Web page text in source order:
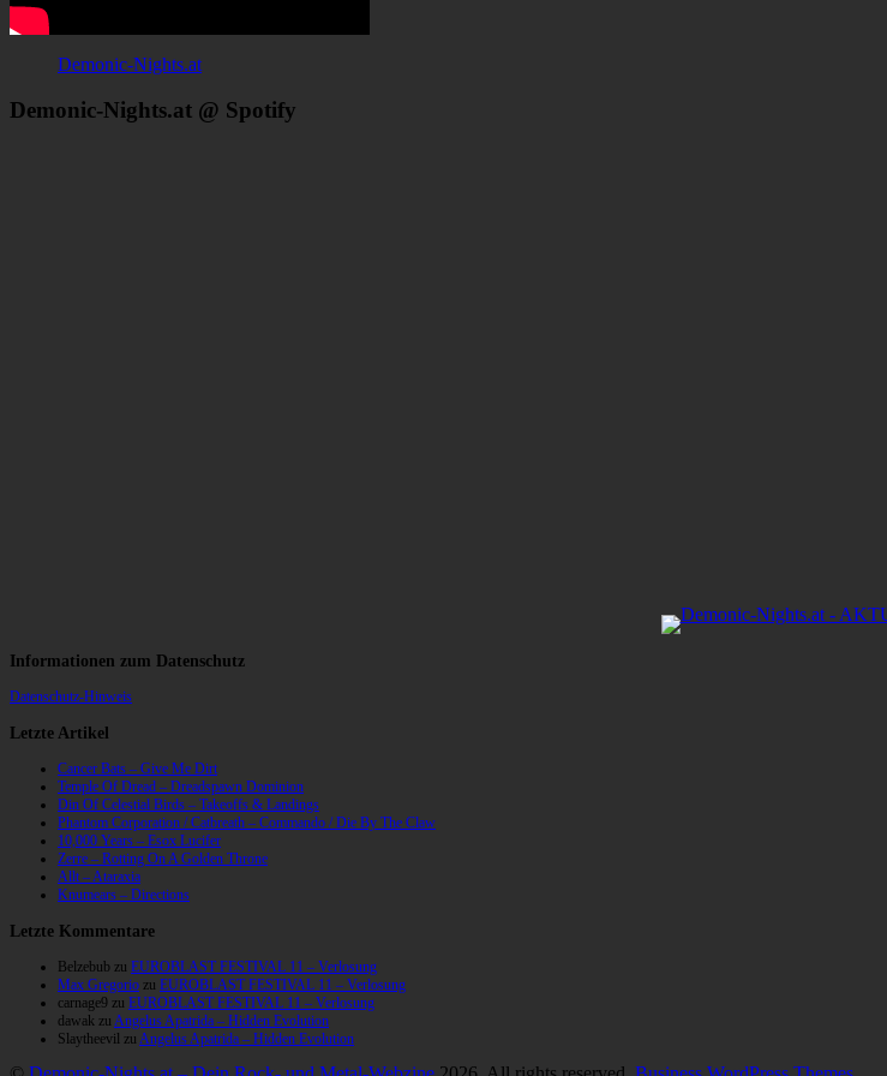
Demonic-Nights.at
Demonic-Nights.at @ Spotify
Informationen zum Datenschutz
Datenschutz-Hinweis
Letzte Artikel
Cancer Bats – Give Me Dirt
Temple Of Dread – Dreadspawn Dominion
Din Of Celestial Birds – Takeoffs & Landings
Phantom Corporation / Catbreath – Commando / Die By The Claw
10,000 Years – Esox Lucifer
Zerre – Rotting On A Golden Throne
Allt – Ataraxia
Knumears – Directions
Letzte Kommentare
Belzebub zu EUROBLAST FESTIVAL 11 – Verlosung
Max Gregorio zu EUROBLAST FESTIVAL 11 – Verlosung
carnage9 zu EUROBLAST FESTIVAL 11 – Verlosung
dawak zu Angelus Apatrida – Hidden Evolution
Slaytheevil zu Angelus Apatrida – Hidden Evolution